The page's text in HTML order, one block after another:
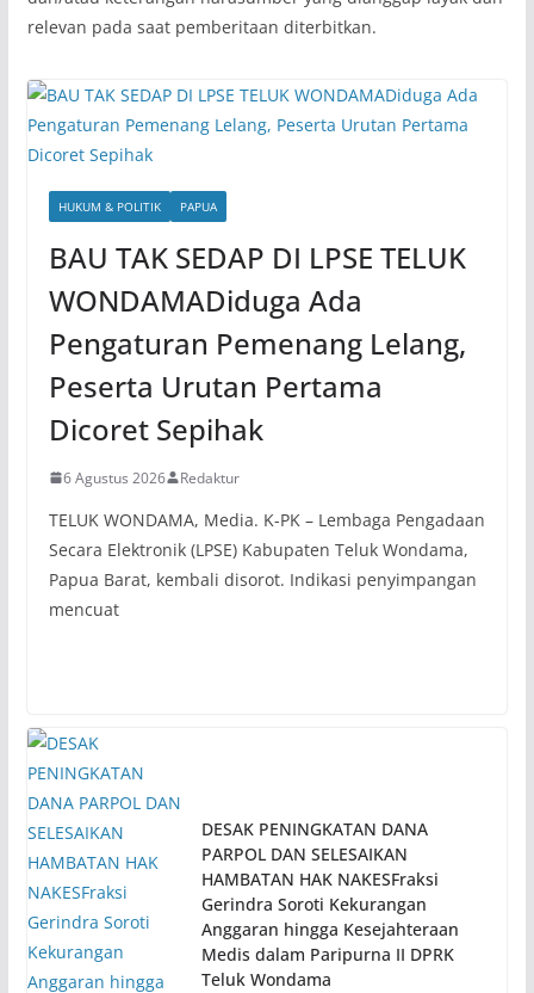
relevan pada saat pemberitaan diterbitkan.
HUKUM & POLITIK PAPUA
BAU TAK SEDAP DI LPSE TELUK
WONDAMADiduga Ada
Pengaturan Pemenang Lelang,
Peserta Urutan Pertama
Dicoret Sepihak
6 Agustus 2026 Redaktur
TELUK WONDAMA, Media. K-PK – Lembaga Pengadaan
Secara Elektronik (LPSE) Kabupaten Teluk Wondama,
Papua Barat, kembali disorot. Indikasi penyimpangan
mencuat
DESAK PENINGKATAN DANA
PARPOL DAN SELESAIKAN
HAMBATAN HAK NAKESFraksi
Gerindra Soroti Kekurangan
Anggaran hingga Kesejahteraan
Medis dalam Paripurna II DPRK
Teluk Wondama